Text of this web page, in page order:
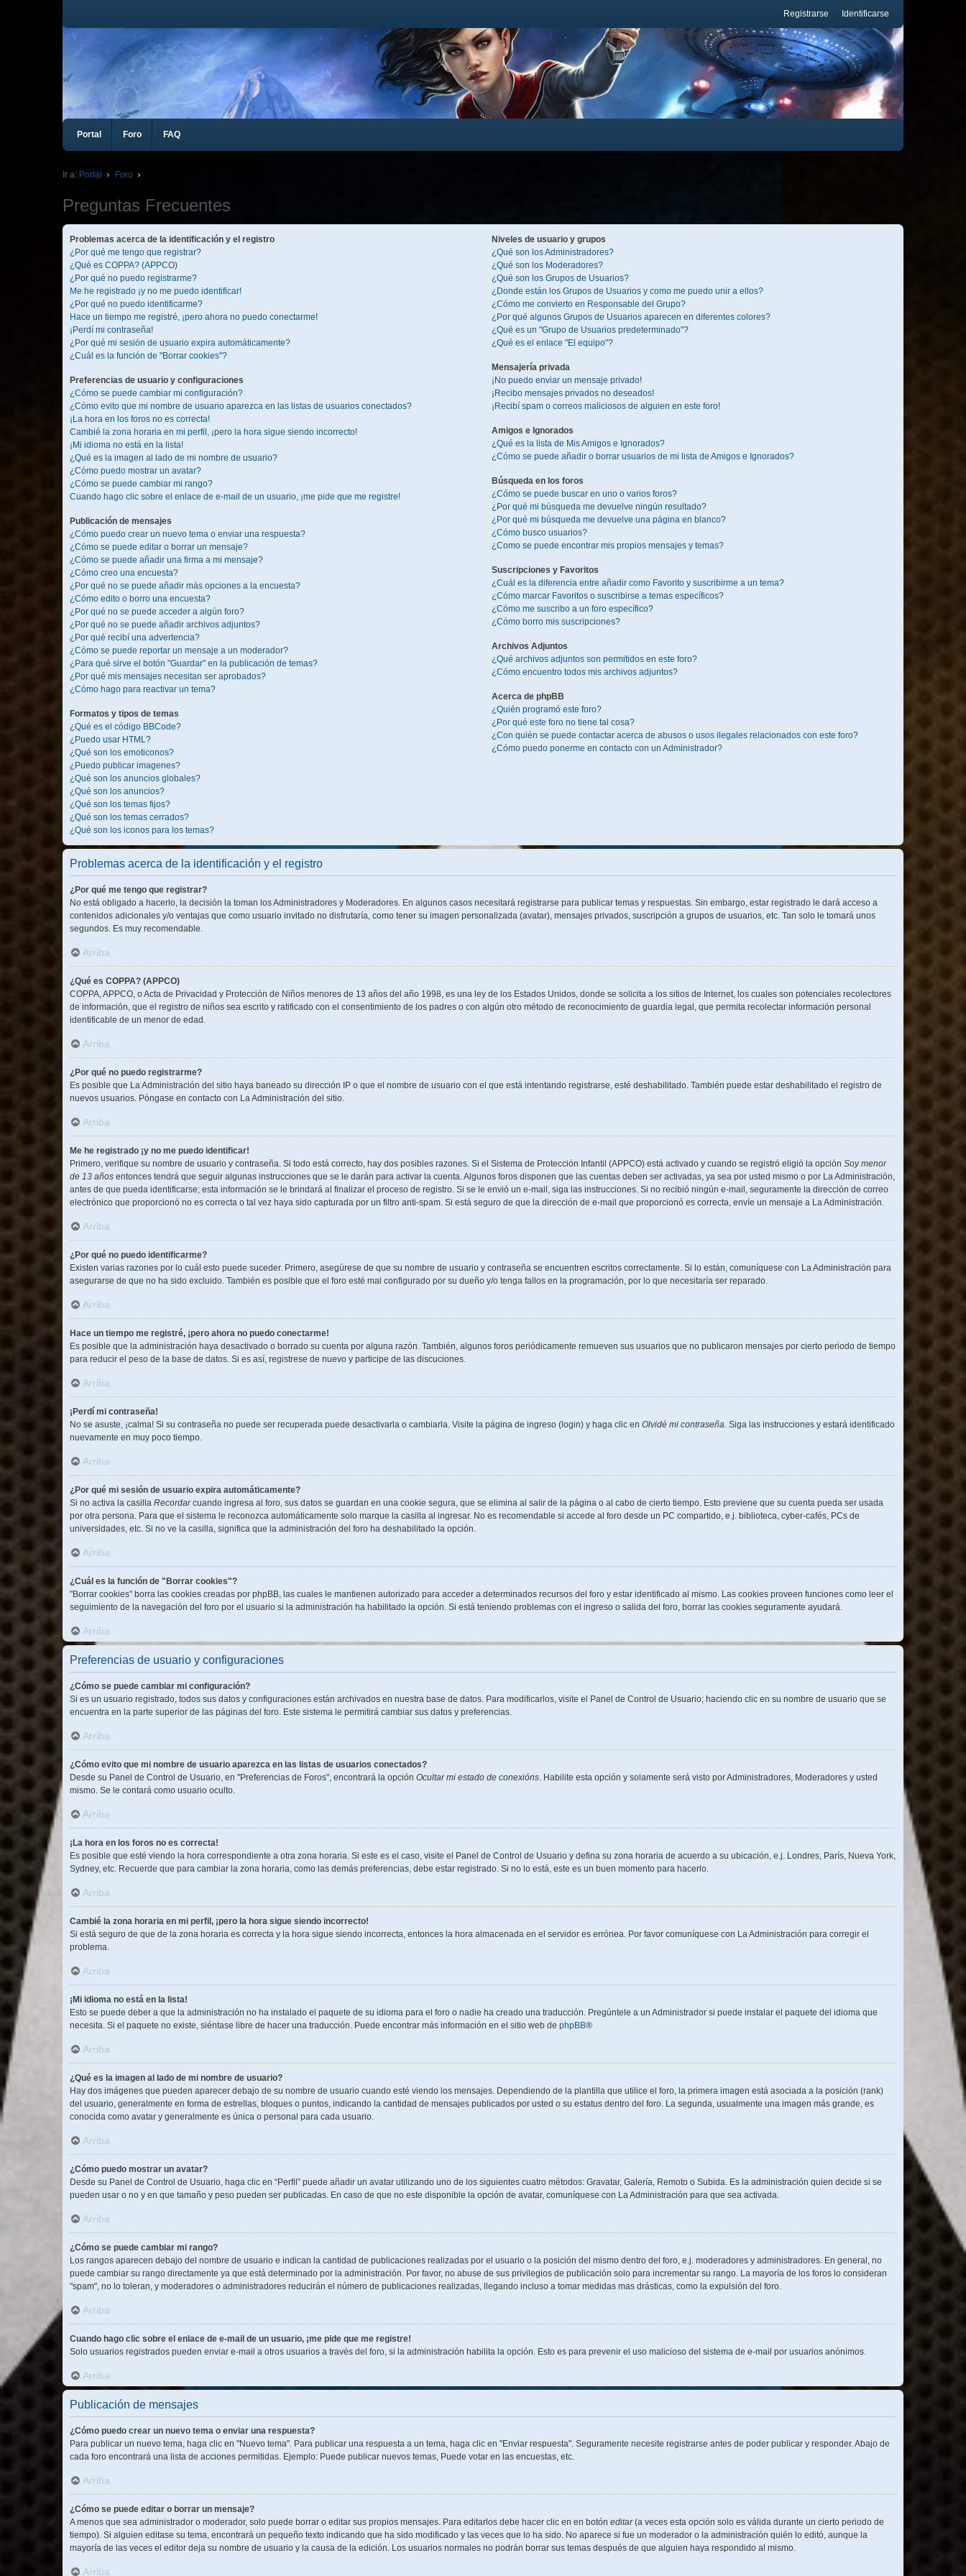
Identificarse
Registrarse
Portal Foro FAQ
Ir a: Portal Foro
Preguntas Frecuentes
Problemas acerca de la identificación y el registro
¿Por qué me tengo que registrar?
¿Qué es COPPA? (APPCO)
¿Por qué no puedo registrarme?
Me he registrado ¡y no me puedo identificar!
¿Por qué no puedo identificarme?
Hace un tiempo me registré, ¡pero ahora no puedo conectarme!
¡Perdí mi contraseña!
¿Por qué mi sesión de usuario expira automáticamente?
¿Cuál es la función de "Borrar cookies"?
Preferencias de usuario y configuraciones
¿Cómo se puede cambiar mi configuración?
¿Cómo evito que mi nombre de usuario aparezca en las listas de usuarios conectados?
¡La hora en los foros no es correcta!
Cambié la zona horaria en mi perfil, ¡pero la hora sigue siendo incorrecto!
¡Mi idioma no está en la lista!
¿Qué es la imagen al lado de mi nombre de usuario?
¿Cómo puedo mostrar un avatar?
¿Cómo se puede cambiar mi rango?
Cuando hago clic sobre el enlace de e-mail de un usuario, ¡me pide que me registre!
Publicación de mensajes
¿Cómo puedo crear un nuevo tema o enviar una respuesta?
¿Cómo se puede editar o borrar un mensaje?
¿Cómo se puede añadir una firma a mi mensaje?
¿Cómo creo una encuesta?
¿Por qué no se puede añadir más opciones a la encuesta?
¿Cómo edito o borro una encuesta?
¿Por qué no se puede acceder a algún foro?
¿Por qué no se puede añadir archivos adjuntos?
¿Por qué recibí una advertencia?
¿Cómo se puede reportar un mensaje a un moderador?
¿Para qué sirve el botón "Guardar" en la publicación de temas?
¿Por qué mis mensajes necesitan ser aprobados?
¿Cómo hago para reactivar un tema?
Formatos y tipos de temas
¿Qué es el código BBCode?
¿Puedo usar HTML?
¿Qué son los emoticonos?
¿Puedo publicar imagenes?
¿Qué son los anuncios globales?
¿Qué son los anuncios?
¿Qué son los temas fijos?
¿Qué son los temas cerrados?
¿Qué son los iconos para los temas?
Niveles de usuario y grupos
¿Qué son los Administradores?
¿Qué son los Moderadores?
¿Qué son los Grupos de Usuarios?
¿Donde están los Grupos de Usuarios y como me puedo unir a ellos?
¿Cómo me convierto en Responsable del Grupo?
¿Por qué algunos Grupos de Usuarios aparecen en diferentes colores?
¿Qué es un "Grupo de Usuarios predeterminado"?
¿Qué es el enlace "El equipo"?
Mensajería privada
¡No puedo enviar un mensaje privado!
¡Recibo mensajes privados no deseados!
¡Recibí spam o correos maliciosos de alguien en este foro!
Amigos e Ignorados
¿Qué es la lista de Mis Amigos e Ignorados?
¿Cómo se puede añadir o borrar usuarios de mi lista de Amigos e Ignorados?
Búsqueda en los foros
¿Cómo se puede buscar en uno o varios foros?
¿Por qué mi búsqueda me devuelve ningún resultado?
¿Por qué mi búsqueda me devuelve una página en blanco?
¿Cómo busco usuarios?
¿Como se puede encontrar mis propios mensajes y temas?
Suscripciones y Favoritos
¿Cuál es la diferencia entre añadir como Favorito y suscribirme a un tema?
¿Cómo marcar Favoritos o suscribirse a temas específicos?
¿Cómo me suscribo a un foro específico?
¿Cómo borro mis suscripciones?
Archivos Adjuntos
¿Qué archivos adjuntos son permitidos en este foro?
¿Cómo encuentro todos mis archivos adjuntos?
Acerca de phpBB
¿Quién programó este foro?
¿Por qué este foro no tiene tal cosa?
¿Con quién se puede contactar acerca de abusos o usos ilegales relacionados con este foro?
¿Cómo puedo ponerme en contacto con un Administrador?
Problemas acerca de la identificación y el registro
¿Por qué me tengo que registrar?
No está obligado a hacerlo, la decisión la toman los Administradores y Moderadores. En algunos casos necesitará registrarse para publicar temas y respuestas. Sin embargo, estar registrado le dará acceso a
contenidos adicionales y/o ventajas que como usuario invitado no disfrutaría, como tener su imagen personalizada (avatar), mensajes privados, suscripción a grupos de usuarios, etc. Tan solo le tomará unos
segundos. Es muy recomendable.
Arriba
¿Qué es COPPA? (APPCO)
COPPA, APPCO, o Acta de Privacidad y Protección de Niños menores de 13 años del año 1998, es una ley de los Estados Unidos, donde se solicita a los sitios de Internet, los cuales son potenciales recolectores
de información, que el registro de niños sea escrito y ratificado con el consentimiento de los padres o con algún otro método de reconocimiento de guardia legal, que permita recolectar información personal
identificable de un menor de edad.
Arriba
¿Por qué no puedo registrarme?
Es posible que La Administración del sitio haya baneado su dirección IP o que el nombre de usuario con el que está intentando registrarse, esté deshabilitado. También puede estar deshabilitado el registro de
nuevos usuarios. Póngase en contacto con La Administración del sitio.
Arriba
Me he registrado ¡y no me puedo identificar!
Primero, verifique su nombre de usuario y contraseña. Si todo está correcto, hay dos posibles razones. Si el Sistema de Protección Infantil (APPCO) está activado y cuando se registró eligió la opción Soy menor
de 13 años entonces tendrá que seguir algunas instrucciones que se le darán para activar la cuenta. Algunos foros disponen que las cuentas deben ser activadas, ya sea por usted mismo o por La Administración,
antes de que pueda identificarse; esta información se le brindará al finalizar el proceso de registro. Si se le envió un e-mail, siga las instrucciones. Si no recibió ningún e-mail, seguramente la dirección de correo
electrónico que proporcionó no es correcta o tal vez haya sido capturada por un filtro anti-spam. Si está seguro de que la dirección de e-mail que proporcionó es correcta, envíe un mensaje a La Administración.
Arriba
¿Por qué no puedo identificarme?
Existen varias razones por lo cuál esto puede suceder. Primero, asegúrese de que su nombre de usuario y contraseña se encuentren escritos correctamente. Si lo están, comuníquese con La Administración para
asegurarse de que no ha sido excluido. También es posible que el foro esté mal configurado por su dueño y/o tenga fallos en la programación, por lo que necesitaría ser reparado.
Arriba
Hace un tiempo me registré, ¡pero ahora no puedo conectarme!
Es posible que la administración haya desactivado o borrado su cuenta por alguna razón. También, algunos foros periódicamente remueven sus usuarios que no publicaron mensajes por cierto periodo de tiempo
para reducir el peso de la base de datos. Si es así, registrese de nuevo y participe de las discuciones.
Arriba
¡Perdí mi contraseña!
No se asuste, ¡calma! Si su contraseña no puede ser recuperada puede desactivarla o cambiarla. Visite la página de ingreso (login) y haga clic en Olvidé mi contraseña. Siga las instrucciones y estará identificado
nuevamente en muy poco tiempo.
Arriba
¿Por qué mi sesión de usuario expira automáticamente?
Si no activa la casilla Recordarcuando ingresa al foro, sus datos se guardan en una cookie segura, que se elimina al salir de la página o al cabo de cierto tiempo. Esto previene que su cuenta pueda ser usada
por otra persona. Para que el sistema le reconozca automáticamente solo marque la casilla al ingresar. No es recomendable si accede al foro desde un PC compartido, e.j. biblioteca, cyber-cafés, PCs de
universidades, etc. Si no ve la casilla, significa que la administración del foro ha deshabilitado la opción.
Arriba
¿Cuál es la función de "Borrar cookies"?
"Borrar cookies" borra las cookies creadas por phpBB, las cuales le mantienen autorizado para acceder a determinados recursos del foro y estar identificado al mismo. Las cookies proveen funciones como leer el
seguimiento de la navegación del foro por el usuario si la administración ha habilitado la opción. Si está teniendo problemas con el ingreso o salida del foro, borrar las cookies seguramente ayudará.
Arriba
Preferencias de usuario y configuraciones
¿Cómo se puede cambiar mi configuración?
Si es un usuario registrado, todos sus datos y configuraciones están archivados en nuestra base de datos. Para modificarlos, visite el Panel de Control de Usuario; haciendo clic en su nombre de usuario que se
encuentra en la parte superior de las páginas del foro. Este sistema le permitirá cambiar sus datos y preferencias.
Arriba
¿Cómo evito que mi nombre de usuario aparezca en las listas de usuarios conectados?
Desde su Panel de Control de Usuario, en "Preferencias de Foros", encontrará la opción Ocultar mi estado de conexións. Habilite esta opción y solamente será visto por Administradores, Moderadores y usted
mismo. Se le contará como usuario oculto.
Arriba
¡La hora en los foros no es correcta!
Es posible que esté viendo la hora correspondiente a otra zona horaria. Si este es el caso, visite el Panel de Control de Usuario y defina su zona horaria de acuerdo a su ubicación, e.j. Londres, París, Nueva York,
Sydney, etc. Recuerde que para cambiar la zona horaria, como las demás preferencias, debe estar registrado. Si no lo está, este es un buen momento para hacerlo.
Arriba
Cambié la zona horaria en mi perfil, ¡pero la hora sigue siendo incorrecto!
Si está seguro de que de la zona horaria es correcta y la hora sigue siendo incorrecta, entonces la hora almacenada en el servidor es errónea. Por favor comuníquese con La Administración para corregir el
problema.
Arriba
¡Mi idioma no está en la lista!
Esto se puede deber a que la administración no ha instalado el paquete de su idioma para el foro o nadie ha creado una traducción. Pregúntele a un Administrador si puede instalar el paquete del idioma que
necesita. Si el paquete no existe, siéntase libre de hacer una traducción. Puede encontrar más información en el sitio web de phpBB®
Arriba
¿Qué es la imagen al lado de mi nombre de usuario?
Hay dos imágenes que pueden aparecer debajo de su nombre de usuario cuando esté viendo los mensajes. Dependiendo de la plantilla que utilice el foro, la primera imagen está asociada a la posición (rank)
del usuario, generalmente en forma de estrellas, bloques o puntos, indicando la cantidad de mensajes publicados por usted o su estatus dentro del foro. La segunda, usualmente una imagen más grande, es
conocida como avatar y generalmente es única o personal para cada usuario.
Arriba
¿Cómo puedo mostrar un avatar?
Desde su Panel de Control de Usuario, haga clic en “Perfil” puede añadir un avatar utilizando uno de los siguientes cuatro métodos: Gravatar, Galería, Remoto o Subida. Es la administración quien decide si se
pueden usar o no y en que tamaño y peso pueden ser publicadas. En caso de que no este disponible la opción de avatar, comuníquese con La Administración para que sea activada.
Arriba
¿Cómo se puede cambiar mi rango?
Los rangos aparecen debajo del nombre de usuario e indican la cantidad de publicaciones realizadas por el usuario o la posición del mismo dentro del foro, e.j. moderadores y administradores. En general, no
puede cambiar su rango directamente ya que está determinado por la administración. Por favor, no abuse de sus privilegios de publicación solo para incrementar su rango. La mayoría de los foros lo consideran
"spam", no lo toleran, y moderadores o administradores reducirán el número de publicaciones realizadas, llegando incluso a tomar medidas mas drásticas, como la expulsión del foro.
Arriba
Cuando hago clic sobre el enlace de e-mail de un usuario, ¡me pide que me registre!
Solo usuarios registrados pueden enviar e-mail a otros usuarios a través del foro, si la administración habilita la opción. Esto es para prevenir el uso malicioso del sistema de e-mail por usuarios anónimos.
Arriba
Publicación de mensajes
¿Cómo puedo crear un nuevo tema o enviar una respuesta?
Para publicar un nuevo tema, haga clic en "Nuevo tema". Para publicar una respuesta a un tema, haga clic en "Enviar respuesta". Seguramente necesite registrarse antes de poder publicar y responder. Abajo de
cada foro encontrará una lista de acciones permitidas. Ejemplo: Puede publicar nuevos temas, Puede votar en las encuestas, etc.
Arriba
¿Cómo se puede editar o borrar un mensaje?
A menos que sea administrador o moderador, solo puede borrar o editar sus propios mensajes. Para editarlos debe hacer clic en en botón editar(a veces esta opción solo es válida durante un cierto periodo de
tiempo). Si alguien editase su tema, encontrará un pequeño texto indicando que ha sido modificado y las veces que lo ha sido. No aparece si fue un moderador o la administración quién lo editó, aunque la
mayoría de las veces el editor deja su nombre de usuario y la causa de la edición. Los usuarios normales no podrán borrar sus temas después de que alguien haya respondido al mismo.
Arriba